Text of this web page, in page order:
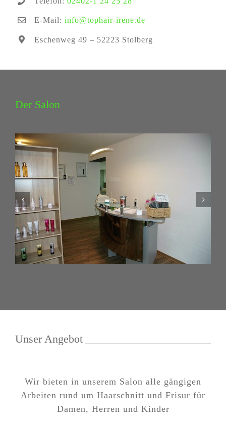
E-Mail:info@tophair-irene.de
Eschenweg 49 – 52223 Stolberg
Der Salon
Unser Angebot
Wir bieten in unserem Salon alle gängigen
Arbeiten rund um Haarschnitt und Frisur für
Damen, Herren und Kinder